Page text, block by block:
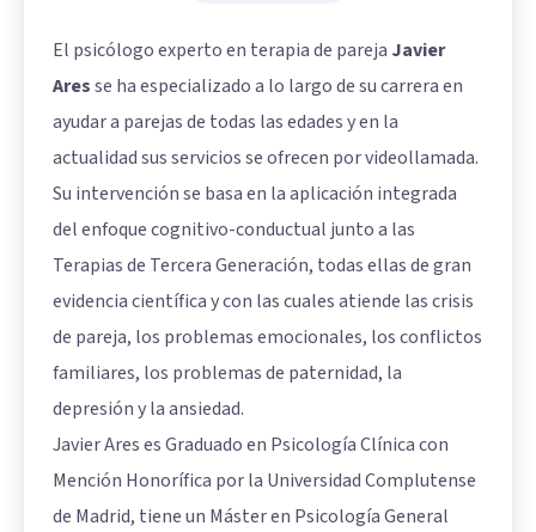
El psicólogo experto en terapia de pareja Javier
Aresse ha especializado a lo largo de su carrera en
ayudar a parejas de todas las edades y en la
actualidad sus servicios se ofrecen por videollamada.
Su intervención se basa en la aplicación integrada
del enfoque cognitivo-conductual junto a las
Terapias de Tercera Generación, todas ellas de gran
evidencia científica y con las cuales atiende las crisis
de pareja, los problemas emocionales, los conflictos
familiares, los problemas de paternidad, la
depresión y la ansiedad.
Javier Ares es Graduado en Psicología Clínica con
Mención Honorífica por la Universidad Complutense
de Madrid, tiene un Máster en Psicología General